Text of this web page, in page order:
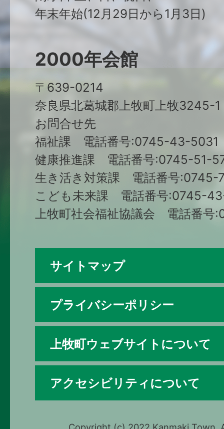
年末年始(12月29日から1月3日)
2000年会館
〒639-0214
奈良県北葛城郡上牧町上牧3245-1
お問合せ先
福祉課 電話番号:0745-43-5031
健康推進課 電話番号:0745-51-
生き活き対策課 電話番号:0745-
こども未来課 電話番号:0745-
上牧町社会福祉協議会 電話番
サイトマップ
プライバシーポリシー
上牧町ウェブサイトについて
アクセシビリティについて
Copyright (c) 2022 Kanmaki Town.